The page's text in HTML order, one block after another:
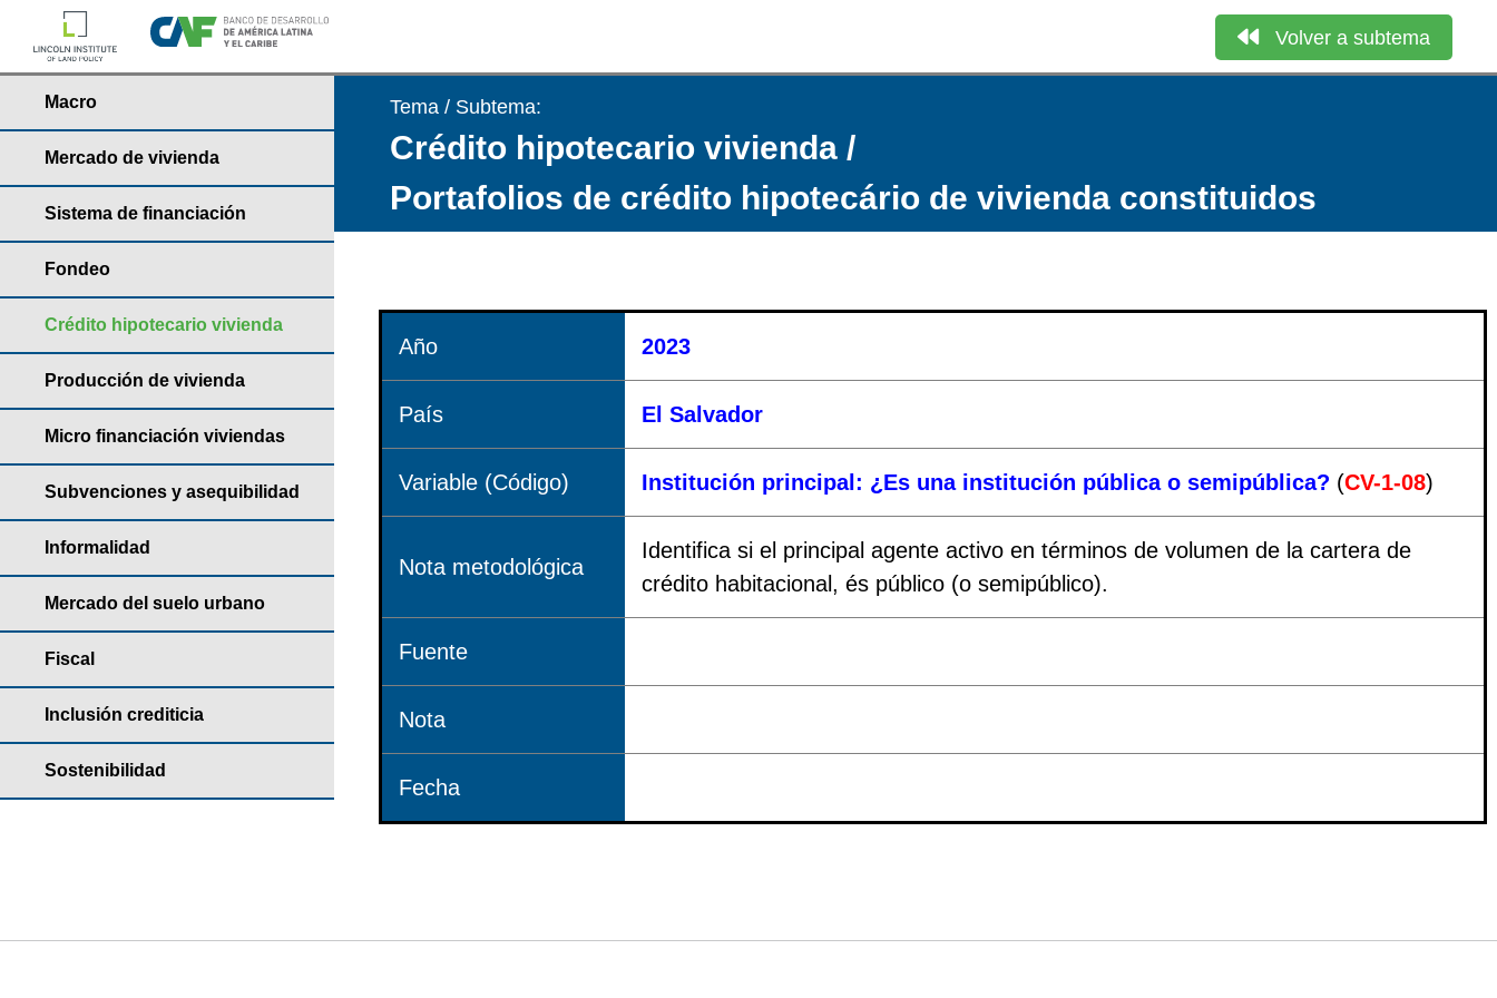
Volver a subtema
Macro
Mercado de vivienda
Sistema de financiación
Fondeo
Crédito hipotecario vivienda
Producción de vivienda
Micro financiación viviendas
Subvenciones y asequibilidad
Informalidad
Mercado del suelo urbano
Fiscal
Inclusión crediticia
Sostenibilidad
Tema / Subtema:
Crédito hipotecario vivienda /
Portafolios de crédito hipotecário de vivienda constituidos
Año 2023
País El Salvador
Variable (Código) Institución principal: ¿Es una institución pública o semipública? (CV-1-08)
Nota metodológica
Identifica si el principal agente activo en términos de volumen de la cartera de
crédito habitacional, és público (o semipúblico).
Fuente
Nota
Fecha